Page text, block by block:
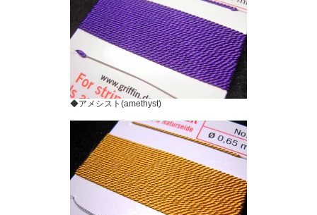
◆アメシスト(amethyst)